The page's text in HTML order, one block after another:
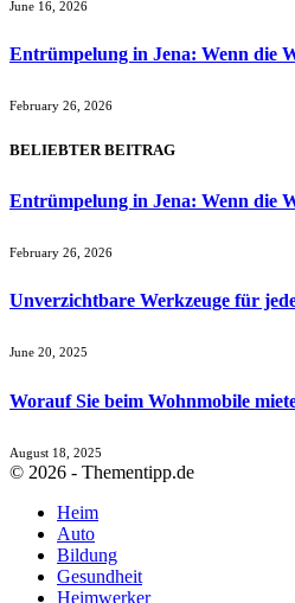
June 16, 2026
Entrümpelung in Jena: Wenn die
February 26, 2026
BELIEBTER BEITRAG
Entrümpelung in Jena: Wenn die
February 26, 2026
Unverzichtbare Werkzeuge für
June 20, 2025
Worauf Sie beim Wohnmobile
August 18, 2025
© 2026 - Thementipp.de
Heim
Auto
Bildung
Gesundheit
Heimwerker